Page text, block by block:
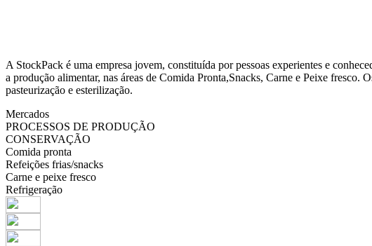
A StockPack é uma empresa jovem, constituída por pessoas experientes e
a produção alimentar, nas áreas de Comida Pronta,Snacks, Carne e Peixe fresco.
pasteurização e esterilização.
Mercados
PROCESSOS DE PRODUÇÃO
CONSERVAÇÃO
Comida pronta
Refeições frias/snacks
Carne e peixe fresco
Refrigeração